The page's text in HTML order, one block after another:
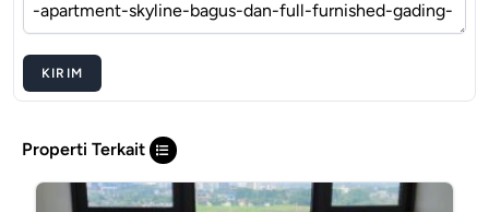
KIRIM
Properti Terkait